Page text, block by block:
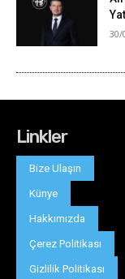
Linkler
Bize Ulaşın
Künye
Hakkımızda
Çerez Politikası
Gizlilik Politikası